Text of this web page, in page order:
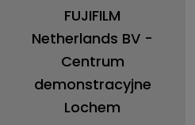
FUJIFILM
Netherlands BV -
Centrum
demonstracyjne
Lochem